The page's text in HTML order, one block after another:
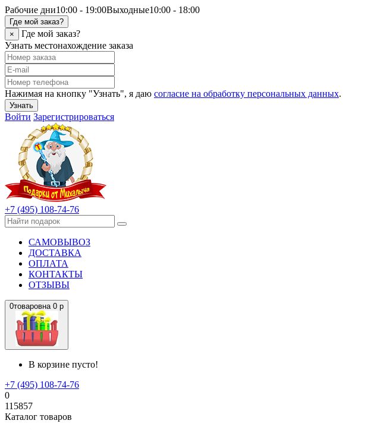
Рабочие дни10:00 - 19:00Выходные10:00 - 18:00
Где мой заказ?
×
Где мой заказ?
Узнать местонахождение заказа
Нажимая на кнопку "Узнать", я даю согласие на обработку персональных данных.
Узнать
Войти Зарегистрироваться
+7 (495) 108-74-76
САМОВЫВОЗ
ДОСТАВКА
ОПЛАТА
КОНТАКТЫ
ОТЗЫВЫ
0товаровна 0 р
В корзине пусто!
+7 (495) 108-74-76
0
115857
Каталог товаров